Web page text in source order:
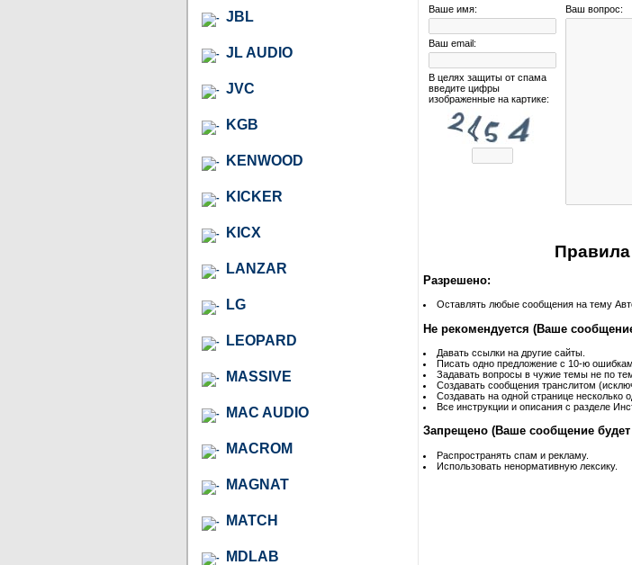
JBL
JL AUDIO
JVC
KGB
KENWOOD
KICKER
KICX
LANZAR
LG
LEOPARD
MASSIVE
MAC AUDIO
MACROM
MAGNAT
MATCH
MDLAB
Ваше имя:
Ваш email:
В целях защиты от спама
введите цифры
изображенные на картике:
Ваш вопрос:
Разрешено:
Оставлять любые сообщения на тему
Не рекомендуется (Ваше
Давать ссылки на другие сайты.
Писать одно предложение с 10-ю
Задавать вопросы в чужие темы не по
Создавать сообщения транслитом
Создавать на одной странице несколько
Все инструкции и описания с разделе
Запрещено (Ваше сообщение будет
Распространять спам и рекламу.
Использовать ненормативную лексику.